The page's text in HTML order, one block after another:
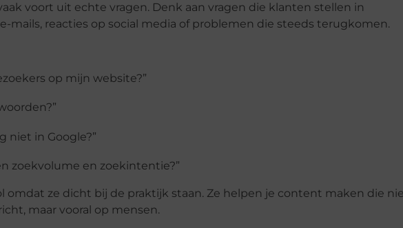
voort uit echte vragen. Denk aan vragen die klanten stellen in
mails, reacties op social media of problemen die steeds terugkomen.
op mijn website?”
niet in Google?”
zoekvolume en zoekintentie?”
omdat ze dicht bij de praktijk staan. Ze helpen je content maken die
maar vooral op mensen.